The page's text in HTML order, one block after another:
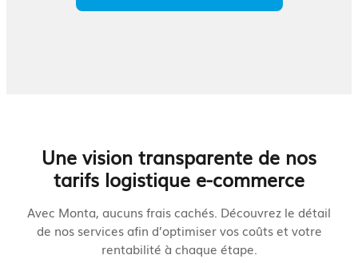
Une vision transparente de nos
tarifs logistique e-commerce
Avec Monta, aucuns frais cachés. Découvrez le détail
de nos services afin d’optimiser vos coûts et votre
rentabilité à chaque étape.